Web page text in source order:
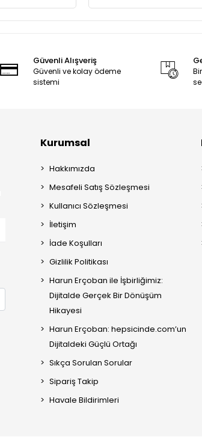
Güvenli Alışveriş
Güvenli ve kolay ödeme
sistemi
Kurumsal
Hakkımızda
Mesafeli Satış Sözleşmesi
Kullanıcı Sözleşmesi
İletişim
İade Koşulları
Gizlilik Politikası
Harun Erçoban ile İşbirliğimiz:
Dijitalde Gerçek Bir Dönüşüm
Hikayesi
Harun Erçoban: hepsicinde.com’un
Dijitaldeki Güçlü Ortağı
Sıkça Sorulan Sorular
Sipariş Takip
Havale Bildirimleri